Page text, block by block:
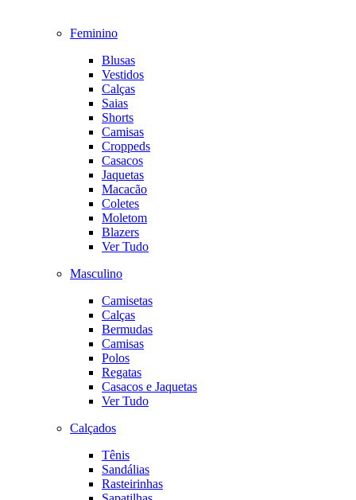
Feminino
Blusas
Vestidos
Calças
Saias
Shorts
Camisas
Croppeds
Casacos
Jaquetas
Macacão
Coletes
Moletom
Blazers
Ver Tudo
Masculino
Camisetas
Calças
Bermudas
Camisas
Polos
Regatas
Casacos e Jaquetas
Ver Tudo
Calçados
Tênis
Sandálias
Rasteirinhas